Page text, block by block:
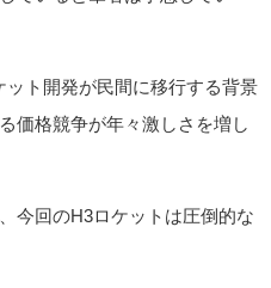
ト開発が民間に移行する背景
価格競争が年々激しさを増し
今回のH3ロケットは圧倒的な